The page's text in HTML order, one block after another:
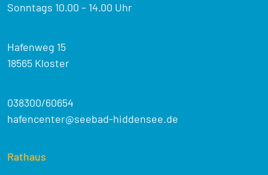
Sonntags 10.00 – 14.00 Uhr
Hafenweg 15
18565 Kloster
038300/60654
hafencenter@seebad-hiddensee.de
Rathaus